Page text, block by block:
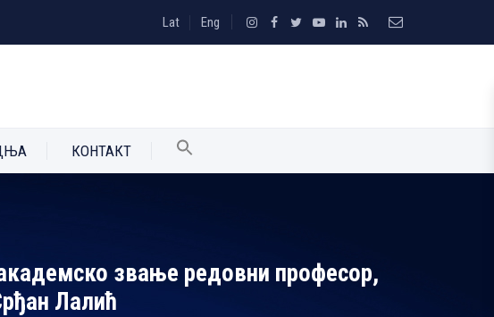
Lat Eng
КОНТАКТ
звање редовни професор,
Лалић